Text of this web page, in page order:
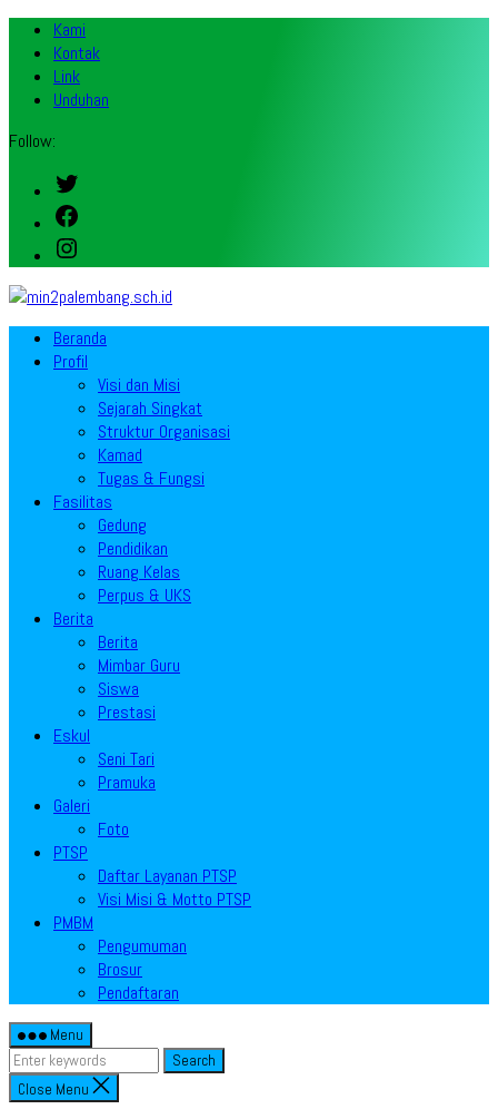
Kami
Kontak
Link
Unduhan
Follow:
Twitter
Facebook
Instagram
Beranda
Profil
Visi dan Misi
Sejarah Singkat
Struktur Organisasi
Kamad
Tugas & Fungsi
Fasilitas
Gedung
Pendidikan
Ruang Kelas
Perpus & UKS
Berita
Berita
Mimbar Guru
Siswa
Prestasi
Eskul
Seni Tari
Pramuka
Galeri
Foto
PTSP
Daftar Layanan PTSP
Visi Misi & Motto PTSP
PMBM
Pengumuman
Brosur
Pendaftaran
Menu
Search
Close Menu